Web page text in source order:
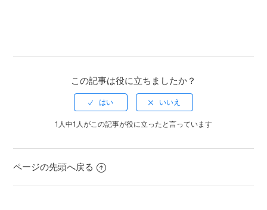
この記事は役に立ちましたか？
1人中1人がこの記事が役に立ったと言っています
ページの先頭へ戻る